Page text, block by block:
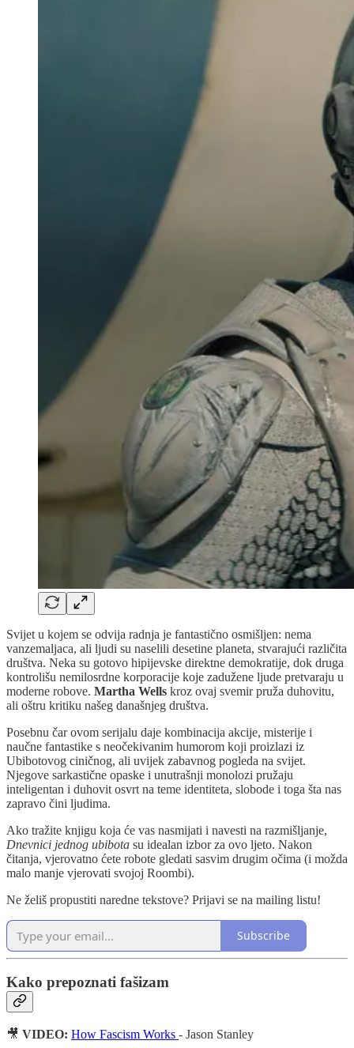
Svijet u kojem se odvija radnja je fantastično osmišljen: nema
vanzemaljaca, ali ljudi su naselili desetine planeta, stvarajući različita
društva. Neka su gotovo hipijevske direktne demokratije, dok druga
kontrolišu nemilosrdne korporacije koje zadužene ljude pretvaraju u
moderne robove. Martha Wells kroz ovaj svemir pruža duhovitu,
ali oštru kritiku našeg današnjeg društva.
Posebnu čar ovom serijalu daje kombinacija akcije, misterije i
naučne fantastike s neočekivanim humorom koji proizlazi iz
Ubibotovog ciničnog, ali uvijek zabavnog pogleda na svijet.
Njegove sarkastične opaske i unutrašnji monolozi pružaju
inteligentan i duhovit osvrt na teme identiteta, slobode i toga šta nas
zapravo čini ljudima.
Ako tražite knjigu koja će vas nasmijati i navesti na razmišljanje,
Dnevnici jednog ubibota su idealan izbor za ovo ljeto. Nakon
čitanja, vjerovatno ćete robote gledati sasvim drugim očima (i možda
malo manje vjerovati svojoj Roombi).
Ne želiš propustiti naredne tekstove? Prijavi se na mailing listu!
Subscribe
Kako prepoznati fašizam
🎥 VIDEO: How Fascism Works - Jason Stanley